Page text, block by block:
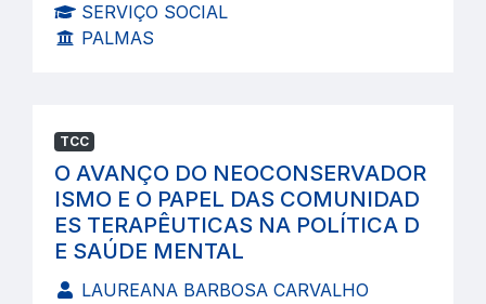
SERVIÇO SOCIAL
PALMAS
TCC
O AVANÇO DO NEOCONSERVADOR
ISMO E O PAPEL DAS COMUNIDAD
ES TERAPÊUTICAS NA POLÍTICA D
E SAÚDE MENTAL
LAUREANA BARBOSA CARVALHO